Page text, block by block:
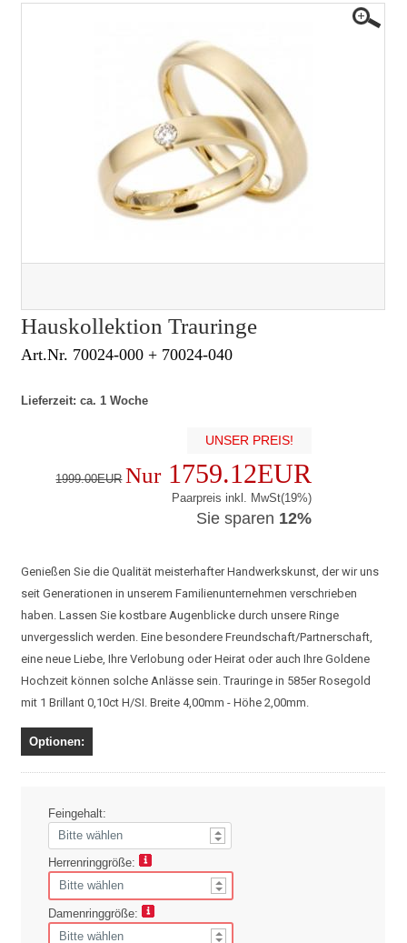
Hauskollektion Trauringe
Art.Nr. 70024-000 + 70024-040
Lieferzeit: ca. 1 Woche
UNSER PREIS!
1999.00EUR Nur1759.12EUR
Paarpreis inkl. MwSt(19%)
Sie sparen 12%
Genießen Sie die Qualität meisterhafter Handwerkskunst, der wir uns
seit Generationen in unserem Familienunternehmen verschrieben
haben. Lassen Sie kostbare Augenblicke durch unsere Ringe
unvergesslich werden. Eine besondere Freundschaft/Partnerschaft,
eine neue Liebe, Ihre Verlobung oder Heirat oder auch Ihre Goldene
Hochzeit können solche Anlässe sein. Trauringe in 585er Rosegold
mit 1 Brillant 0,10ct H/SI. Breite 4,00mm - Höhe 2,00mm.
Optionen:
Feingehalt:
Herrenringgröße:
Damenringgröße: